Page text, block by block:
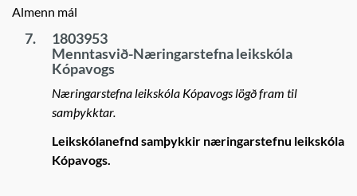
Almenn mál
7.
1803953
Menntasvið-Næringarstefna leikskóla
Kópavogs
Næringarstefna leikskóla Kópavogs lögð fram til
samþykktar.
Leikskólanefnd samþykkir næringarstefnu leikskóla
Kópavogs.